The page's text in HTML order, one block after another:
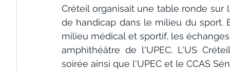
Créteil organisait une table ronde
de handicap dans le milieu du sport.
milieu médical et sportif, les
amphithéâtre de l'UPEC. L'US
soirée ainsi que l'UPEC et le CCAS